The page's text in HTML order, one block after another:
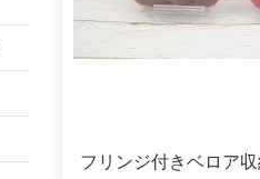
フリンジ付きベロア